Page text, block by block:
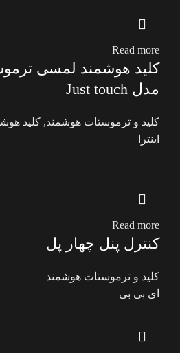
Read more
مدل Just touch
کلید و ترموستات هوشمند, کلید
اینترا
Read more
کنترل پنل چهار پل
کلید و ترموستات هوشمند
ای بی بی